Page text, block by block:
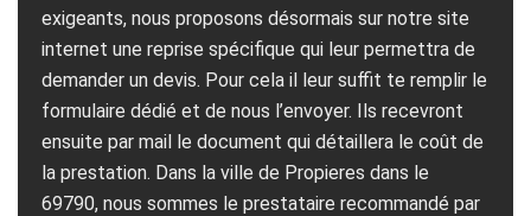
exigeants, nous proposons désormais sur notre site
internet une reprise spécifique qui leur permettra de
demander un devis. Pour cela il leur suffit te remplir le
formulaire dédié et de nous l’envoyer. Ils recevront
ensuite par mail le document qui détaillera le coût de
la prestation. Dans la ville de Propieres dans le
69790, nous sommes le prestataire recommandé par